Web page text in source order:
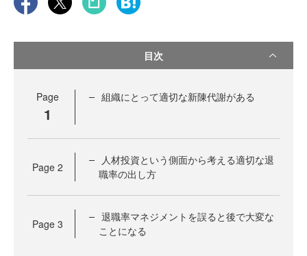
目次
Page
1
組織にとって適切な新陳代謝がある
Page 2
人材投資という側面から考える適切な退
職率の出し方
Page 3
退職率マネジメントを誤ると後で大変な
ことになる